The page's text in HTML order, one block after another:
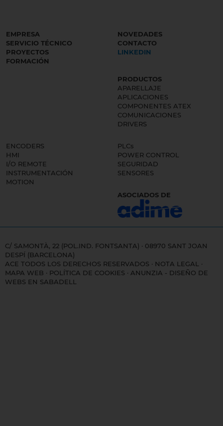
EMPRESA
SERVICIO TÉCNICO
PROYECTOS
FORMACIÓN
NOVEDADES
CONTACTO
LINKEDIN
PRODUCTOS
APARELLAJE
APLICACIONES
COMPONENTES ATEX
COMUNICACIONES
DRIVERS
ENCODERS
HMI
I/O REMOTE
INSTRUMENTACIÓN
MOTION
PLCs
POWER CONTROL
SEGURIDAD
SENSORES
ASOCIADOS DE
C/ SAMONTÀ, 22 (POL.IND. FONTSANTA) · 08970 SANT JOAN
DESPÍ (BARCELONA)
ACE TODOS LOS DERECHOS RESERVADOS · NOTA LEGAL
·
MAPA WEB · POLÍTICA DE COOKIES · ANUNZIA - DISEÑO DE
WEBS EN SABADELL